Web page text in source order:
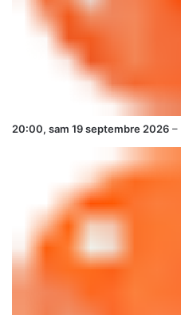
20:00, sam 19 septembre 2026 –